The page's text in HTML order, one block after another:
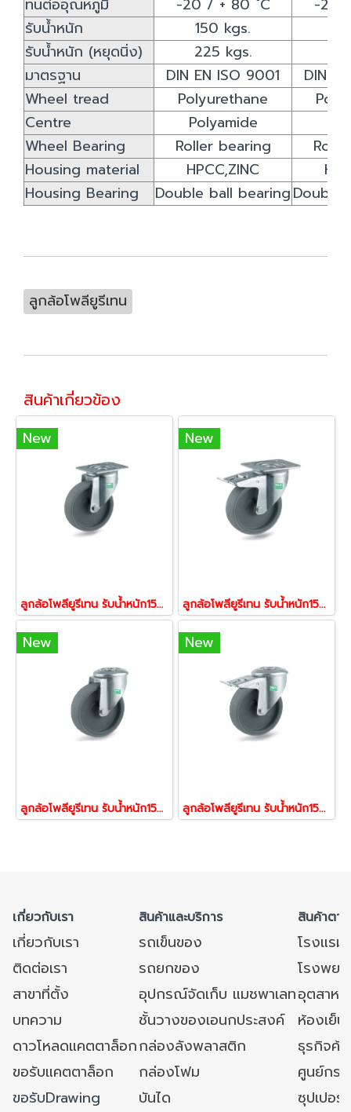
ทนต่ออุณหภูมิ -20 / + 80 ํC
-20
รับน้ำหนัก
150 kgs.
รับน้ำหนัก (หยุดนิ่ง)
225 kgs.
มาตรฐาน
DIN EN ISO 9001
DIN
Wheel tread
Polyurethane
Centre
Polyamide
Wheel Bearing
Roller bearing
Housing material
HPCC,ZINC
Housing Bearing
Double ball bearingDouble
ลูกล้อโพลียูรีเทน
สินค้าเกี่ยวข้อง
New
ลูกล้อโพลียูรีเทน รับน้ำหนัก150-300กก.แป้นหมุน รุ่น UAR ยี่ห้อ TENTE 11922,11939,11946
New
ลูกล้อโพลียูรีเทน รับน้ำหนัก150-300กก.แป้นเบรค รุ่น UAR ยี่ห้อ TENTE 12004,12011,12028 อะไหล่ล้อรถเข็นของ ลูกล้อรถเข็น
New
ลูกล้อโพลียูรีเทน รับน้ำหนัก150-300กก.รูหมุน รุ่น UAR ยี่ห้อ TENTE 12165,12172,12189 อะไหล่ล้อรถเข็นของ ลูกล้อรถเข็น
New
ลูกล้อโพลียูรีเทน รับน้ำหนัก150-300กก.รูเบรก รุ่น UAR ยี่ห้อ TENTE 12196,12202,12035 อะไหล่ล้อรถเข็น ล้อรถเข็นของ
เกี่ยวกับเรา สินค้าและบริการ สินค้าตา
เกี่ยวกับเรา รถเข็นของ
โรงแร
ติดต่อเรา
รถยกของ
โรงพย
สาขาที่ตั้ง
อุปกรณ์จัดเก็บ แมชพาเลทอุตสาหก
บทความ
ชั้นวางของเอนกประสงค์
ห้องเย็
ดาวโหลดแคตตาล็อกกล่องลังพลาสติก
ธุรกิจค้
ขอรับแคตตาล็อก
กล่องโฟม
ศูนย์กร
ขอรับDrawing
บันได
ซุปเปอ